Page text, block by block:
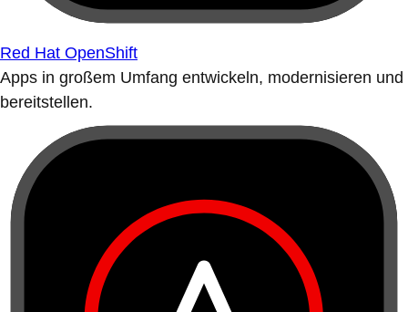
Red Hat OpenShift
Apps in großem Umfang entwickeln, modernisieren und
bereitstellen.